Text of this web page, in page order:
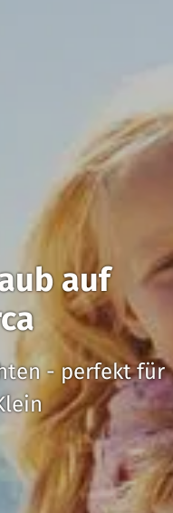
auf
- perfekt für